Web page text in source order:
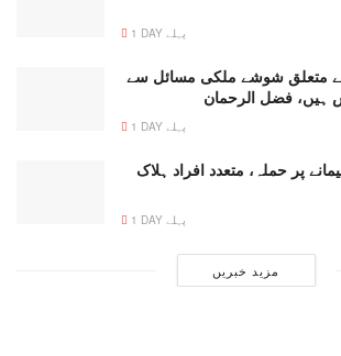
1 DAY پہلے
متعلق شوشے ملکی مسائل سے
ہیں، فضل الرحمان
1 DAY پہلے
پر حملہ، متعدد افراد ہلاک
1 DAY پہلے
مزید خبریں